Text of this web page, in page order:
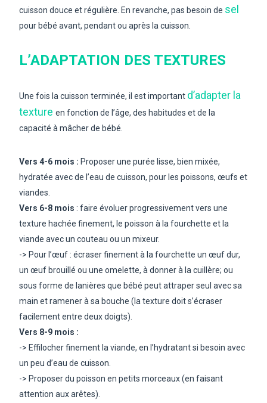
cuisson douce et régulière. En revanche, pas besoin de sel
pour bébé avant, pendant ou après la cuisson.
L’ADAPTATION DES TEXTURES
Une fois la cuisson terminée, il est important d’adapter la
textureen fonction de l’âge, des habitudes et de la
capacité à mâcher de bébé.
Vers 4-6 mois : Proposer une purée lisse, bien mixée,
hydratée avec de l’eau de cuisson, pour les poissons, œufs et
viandes.
Vers 6-8 mois: faire évoluer progressivement vers une
texture hachée finement, le poisson à la fourchette et la
viande avec un couteau ou un mixeur.
-> Pour l’œuf : écraser finement à la fourchette un œuf dur,
un œuf brouillé ou une omelette, à donner à la cuillère; ou
sous forme de lanières que bébé peut attraper seul avec sa
main et ramener à sa bouche (la texture doit s’écraser
facilement entre deux doigts).
Vers 8-9 mois :
-> Effilocher finement la viande, en l’hydratant si besoin avec
un peu d’eau de cuisson.
-> Proposer du poisson en petits morceaux (en faisant
attention aux arêtes).